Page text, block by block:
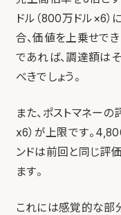
ドル（800万ドル×6）
合、価値を上乗せで
であれば、調達額は
べきでしょう。
また、ポストマネー
x6）が上限です。
ンドは前回と同じ評
ます。
これには感覚的な部